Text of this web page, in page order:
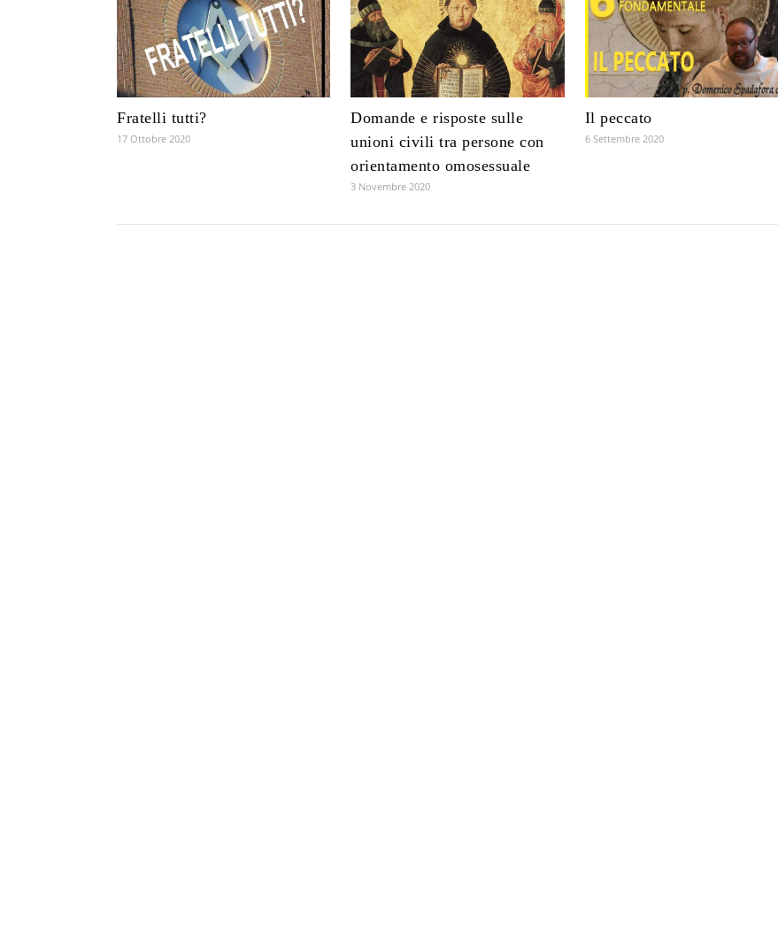
Fratelli tutti?
17 Ottobre 2020
Domande e risposte sulle
unioni civili tra persone con
orientamento omosessuale
3 Novembre 2020
Il peccato
6 Settembre 2020